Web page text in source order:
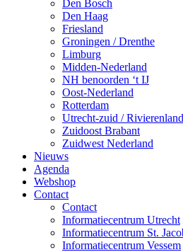
Den Bosch
Den Haag
Friesland
Groningen / Drenthe
Limburg
Midden-Nederland
NH benoorden ‘t IJ
Oost-Nederland
Rotterdam
Utrecht-zuid / Rivierenland
Zuidoost Brabant
Zuidwest Nederland
Nieuws
Agenda
Webshop
Contact
Contact
Informatiecentrum Utrecht
Informatiecentrum St.
Informatiecentrum Vessem